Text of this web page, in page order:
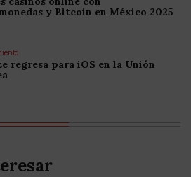
y Bitcoin en México 2025
regresa para iOS en la Unión